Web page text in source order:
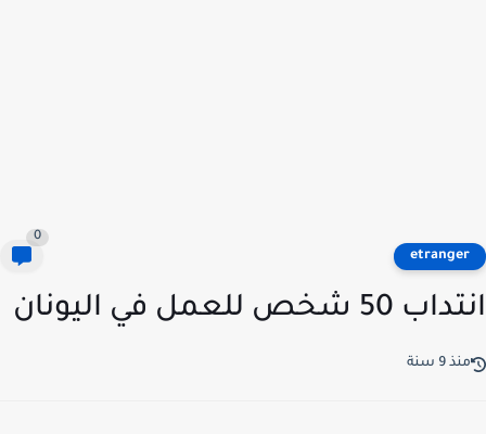
شخص للعمل في اليونان
9 سنة